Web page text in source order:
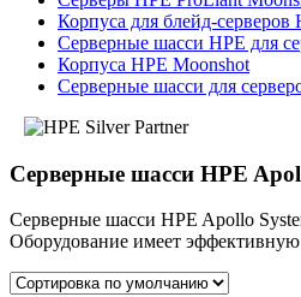
Корпуса для блейд-серверов
Серверные шасси HPE для
Корпуса HPE Moonshot
Серверные шасси для
Серверные шасси HPE
Серверные шасси HPE Apollo
Оборудование имеет